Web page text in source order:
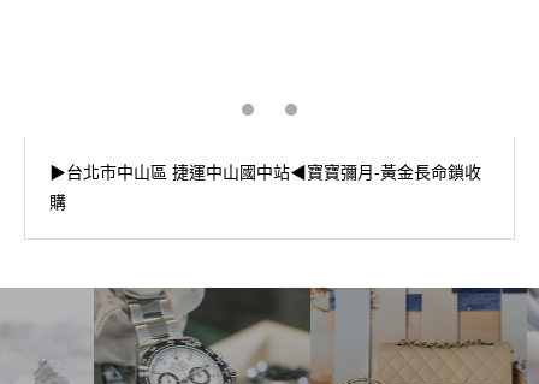
▶台北市中山區 捷運中山國中站◀寶寶彌月-黃金長命鎖收
購